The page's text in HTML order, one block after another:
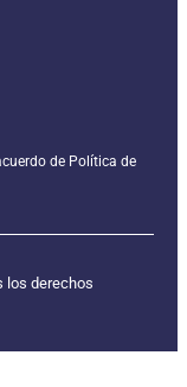
de Política de
los derechos